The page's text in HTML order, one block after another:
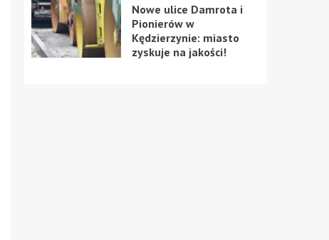
Nowe ulice Damrota i
Pionierów w
Kędzierzynie: miasto
zyskuje na jakości!